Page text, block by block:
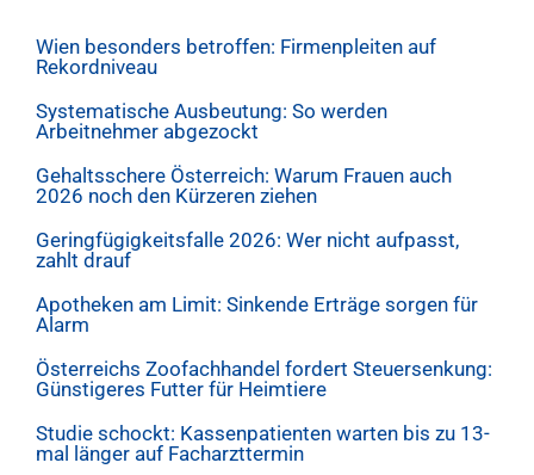
Wien besonders betroffen: Firmenpleiten auf
Rekordniveau
Systematische Ausbeutung: So werden
Arbeitnehmer abgezockt
Gehaltsschere Österreich: Warum Frauen auch
2026 noch den Kürzeren ziehen
Geringfügigkeitsfalle 2026: Wer nicht aufpasst,
zahlt drauf
Apotheken am Limit: Sinkende Erträge sorgen für
Alarm
Österreichs Zoofachhandel fordert Steuersenkung:
Günstigeres Futter für Heimtiere
Studie schockt: Kassenpatienten warten bis zu 13-
mal länger auf Facharzttermin